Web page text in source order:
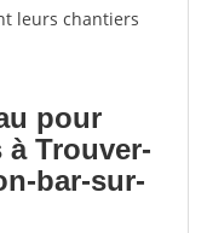
leurs chantiers
pour
Trouver-
bar-sur-